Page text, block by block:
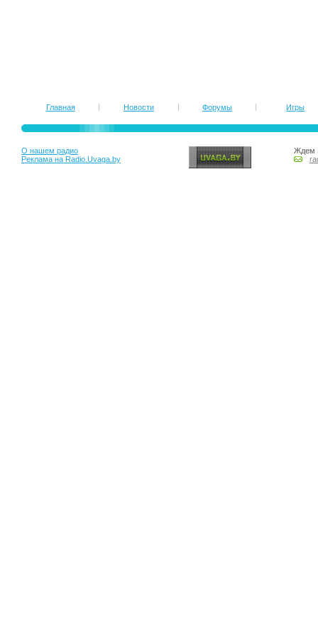
Главная Новости Форумы Игры
О нашем радио
Реклама на Radio.Uvaga.by
Ждем